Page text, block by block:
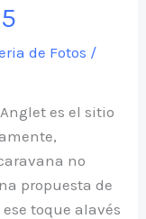
de Fotos /
es el sitio
no
propuesta de
toque alavés